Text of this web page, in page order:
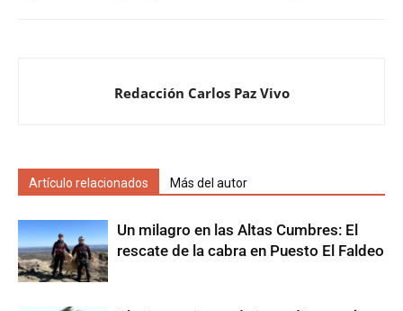
Redacción Carlos Paz Vivo
Artículo relacionados Más del autor
Un milagro en las Altas Cumbres: El
rescate de la cabra en Puesto El Faldeo